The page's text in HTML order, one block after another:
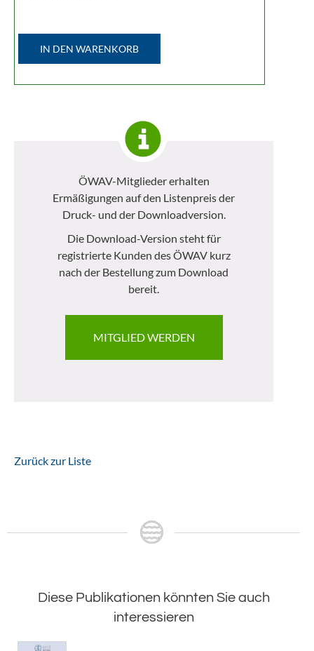
IN DEN WARENKORB
ÖWAV-Mitglieder erhalten
Ermäßigungen auf den Listenpreis der
Druck- und der Downloadversion.
Die Download-Version steht für
registrierte Kunden des ÖWAV kurz
nach der Bestellung zum Download
bereit.
MITGLIED WERDEN
Zurück zur Liste
Diese Publikationen könnten Sie auch
interessieren